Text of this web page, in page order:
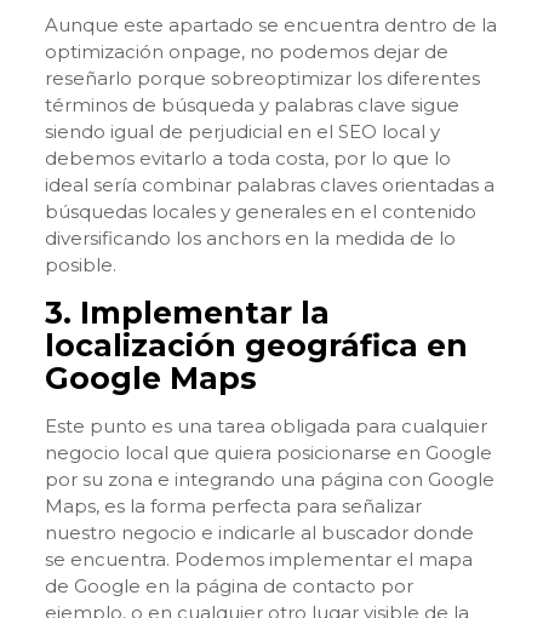
Aunque este apartado se encuentra dentro de la
optimización onpage, no podemos dejar de
reseñarlo porque sobreoptimizar los diferentes
términos de búsqueda y palabras clave sigue
siendo igual de perjudicial en el SEO local y
debemos evitarlo a toda costa, por lo que lo
ideal sería combinar palabras claves orientadas a
búsquedas locales y generales en el contenido
diversificando los anchors en la medida de lo
posible.
3. Implementar la
localización geográfica en
Google Maps
Este punto es una tarea obligada para cualquier
negocio local que quiera posicionarse en Google
por su zona e integrando una página con Google
Maps, es la forma perfecta para señalizar
nuestro negocio e indicarle al buscador donde
se encuentra. Podemos implementar el mapa
de Google en la página de contacto por
ejemplo, o en cualquier otro lugar visible de la